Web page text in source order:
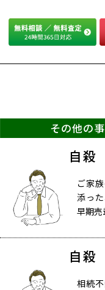
その他の
自殺
ご家
添っ
早期
自殺
相続